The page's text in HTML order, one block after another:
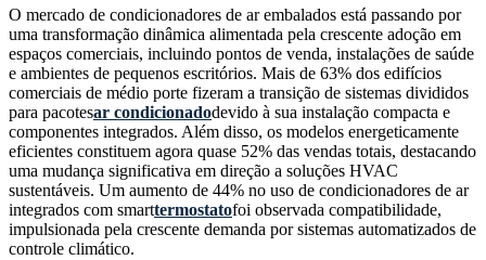
O mercado de condicionadores de ar embalados está passando por
uma transformação dinâmica alimentada pela crescente adoção em
espaços comerciais, incluindo pontos de venda, instalações de saúde
e ambientes de pequenos escritórios. Mais de 63% dos edifícios
comerciais de médio porte fizeram a transição de sistemas divididos
para pacotesar condicionadodevido à sua instalação compacta e
componentes integrados. Além disso, os modelos energeticamente
eficientes constituem agora quase 52% das vendas totais, destacando
uma mudança significativa em direção a soluções HVAC
sustentáveis. Um aumento de 44% no uso de condicionadores de ar
integrados com smarttermostatofoi observada compatibilidade,
impulsionada pela crescente demanda por sistemas automatizados de
controle climático.